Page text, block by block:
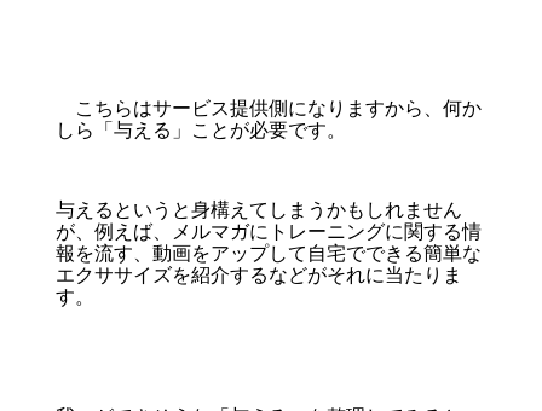
こちらはサービス提供側になりますから、何か
しら「与える」ことが必要です。
与えるというと身構えてしまうかもしれません
が、例えば、メルマガにトレーニングに関する情
報を流す、動画をアップして自宅でできる簡単な
エクササイズを紹介するなどがそれに当たりま
す。